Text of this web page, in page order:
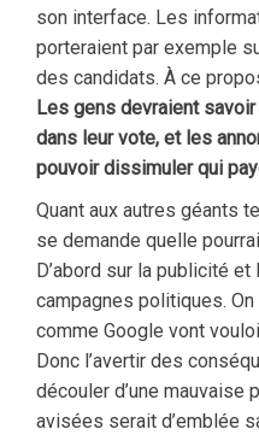
son interface. Les
porteraient par exemple
des candidats. À ce
Les gens devraient
dans leur vote, et les
pouvoir dissimuler qui
Quant aux autres géants
se demande quelle
D’abord sur la publicité
campagnes politiques.
comme Google vont
Donc l’avertir des
découler d’une mauvaise
avisées serait d’emblée